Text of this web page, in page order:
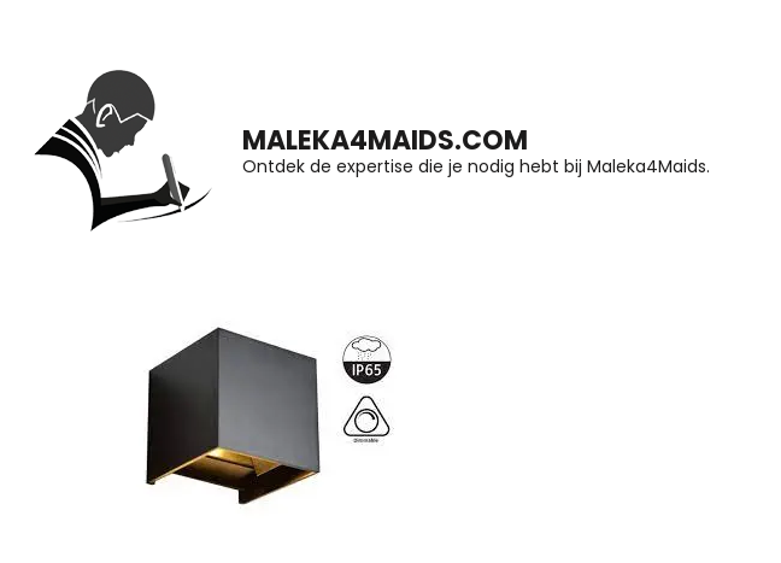
inhoud
(druk
MALEKA4MAIDS.COM
Ontdek de expertise die je nodig hebt bij Maleka4Maids.